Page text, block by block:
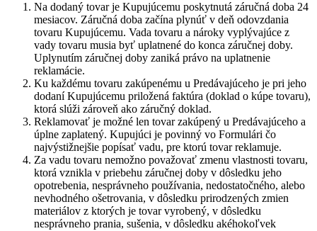
Na dodaný tovar je Kupujúcemu poskytnutá záručná doba 24
mesiacov. Záručná doba začína plynúť v deň odovzdania
tovaru Kupujúcemu. Vada tovaru a nároky vyplývajúce z
vady tovaru musia byť uplatnené do konca záručnej doby.
Uplynutím záručnej doby zaniká právo na uplatnenie
reklamácie.
Ku každému tovaru zakúpenému u Predávajúceho je pri jeho
dodaní Kupujúcemu priložená faktúra (doklad o kúpe tovaru),
ktorá slúži zároveň ako záručný doklad.
Reklamovať je možné len tovar zakúpený u Predávajúceho a
úplne zaplatený. Kupujúci je povinný vo Formulári čo
najvýstižnejšie popísať vadu, pre ktorú tovar reklamuje.
Za vadu tovaru nemožno považovať zmenu vlastnosti tovaru,
ktorá vznikla v priebehu záručnej doby v dôsledku jeho
opotrebenia, nesprávneho používania, nedostatočného, alebo
nevhodného ošetrovania, v dôsledku prirodzených zmien
materiálov z ktorých je tovar vyrobený, v dôsledku
nesprávneho prania, sušenia, v dôsledku akéhokoľvek